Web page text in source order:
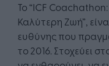
Το “ICF
Καλύτερη Ζωή”,
ευθύνης που
το 2016. Στοχεύει